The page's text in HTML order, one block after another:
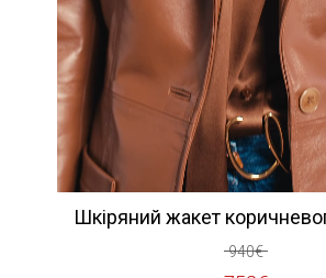
Шкіряний жакет
940€